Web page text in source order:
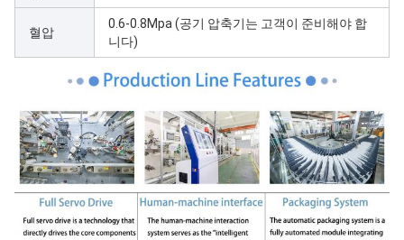
혈압
0.6-0.8Mpa (공기 압축기는 고객이 준비해야 합
니다)